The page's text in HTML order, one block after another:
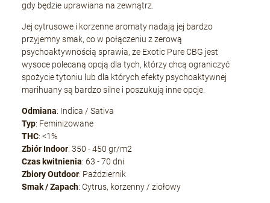
gdy będzie uprawiana na zewnątrz.
Jej cytrusowe i korzenne aromaty nadają jej bardzo
przyjemny smak, co w połączeniu z zerową
psychoaktywnością sprawia, że Exotic Pure CBG jest
wysoce polecaną opcją dla tych, którzy chcą ograniczyć
spożycie tytoniu lub dla których efekty psychoaktywnej
marihuany są bardzo silne i poszukują inne opcje.
Odmiana: Indica / Sativa
Typ: Feminizowane
THC: <1%
Zbiór Indoor: 350 - 450 gr/m2
Czas kwitnienia: 63 - 70 dni
Zbiory Outdoor: Październik
Smak / Zapach: Cytrus, korzenny / ziołowy